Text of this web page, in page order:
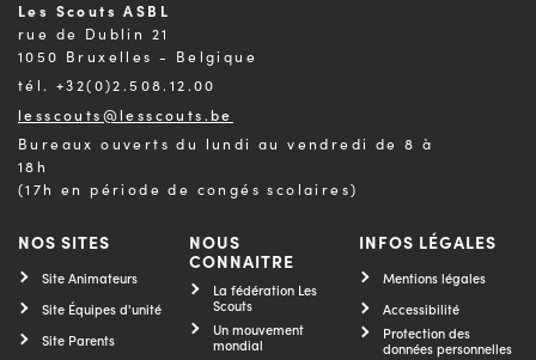
Les Scouts ASBL
rue de Dublin 21
1050 Bruxelles - Belgique
tél. +32(0)2.508.12.00
lesscouts@lesscouts.be
Bureaux ouverts du lundi au vendredi de 8 à
18h
(17h en période de congés scolaires)
NOS SITES
Site Animateurs
Site Équipes d'unité
Site Parents
NOUS
CONNAITRE
La fédération Les
Scouts
Un mouvement
mondial
INFOS LÉGALES
Mentions légales
Accessibilité
Protection des
données personnelles